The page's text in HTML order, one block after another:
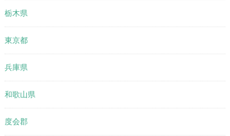
栃木県
東京都
兵庫県
和歌山県
度会郡